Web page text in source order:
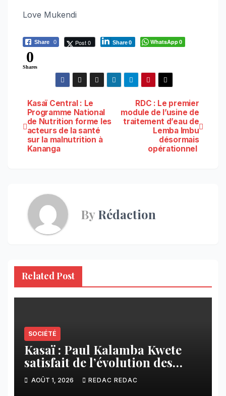
Love Mukendi
Share 0 Post 0 Share0 WhatsApp0
0
Shares
Navigation
de
l’article
RDC : Le premier
module de l’usine de
traitement d’eau de
Lemba Imbu
désormais
opérationnel
Kasaï Central : Le
Programme National
de Nutrition forme les
acteurs de la santé
sur la malnutrition à
Kananga
ByRédaction
Related Post
SOCIÉTÉ
Kasaï : Paul Kalamba Kwete
satisfait de l’évolution des
travaux routiers exécutés par
SAFRIMEX
AOÛT 1, 2026 REDAC REDAC